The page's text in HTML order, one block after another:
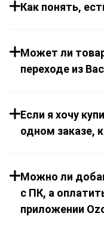
Как понять,
Может ли
переходе из
Если я хочу
одном заказе,
Можно ли
с ПК, а
приложении